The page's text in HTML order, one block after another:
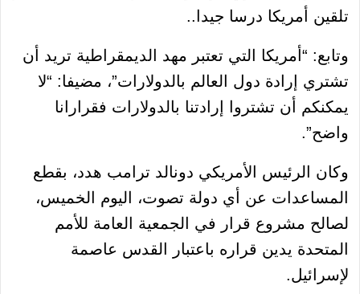
تلقين أمريكا درسا جيدا..
وتابع: “أمريكا التي تعتبر مهد الديمقراطية تريد أن
تشتري إرادة دول العالم بالدولارات”، مضيفا: “لا
يمكنكم أن تشتروا إرادتنا بالدولارات فقرارانا
واضح”.
وكان الرئيس الأمريكي دونالد ترامب هدد، بقطع
المساعدات عن أي دولة تصوت، اليوم الخميس،
لصالح مشروع قرار في الجمعية العامة للأمم
المتحدة يدين قراره باعتبار القدس عاصمة
لإسرائيل.